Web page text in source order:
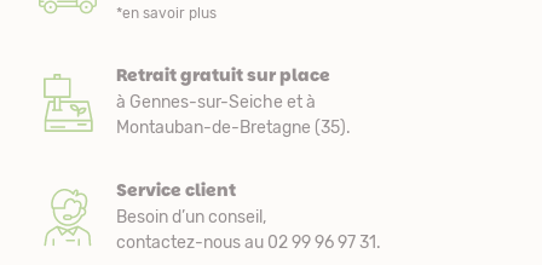
*en savoir plus
Retrait gratuit sur place
à Gennes-sur-Seiche et à
Montauban-de-Bretagne (35).
Service client
Besoin d’un conseil,
contactez-nous au 02 99 96 97 31.